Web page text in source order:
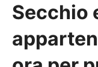
Secchio